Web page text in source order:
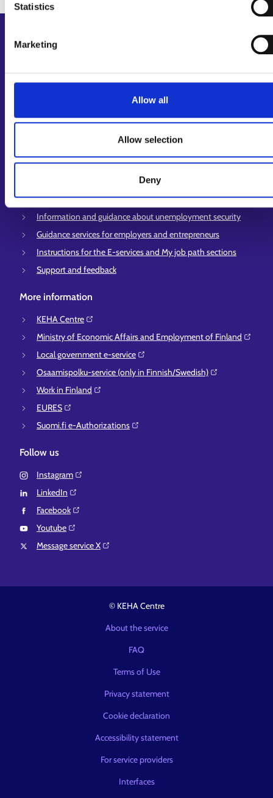
Statistics
Marketing
Allow all
Allow selection
Deny
Shortcuts
Customer service
Employment area contact information
Support for E-services
Information and guidance about unemployment security
Guidance services for employers and entrepreneurs
Instructions for the E-services and My job path sections
Support and feedback
More information
KEHA Centre⁠
Ministry of Economic Affairs and Employment of Finland⁠
Local government e-service⁠
Osaamispolku-service (only in Finnish/Swedish)⁠
Work in Finland⁠
EURES⁠
Suomi.fi e-Authorizations⁠
Follow us
Instagram⁠
LinkedIn⁠
Facebook⁠
Youtube⁠
Message service X⁠
© KEHA Centre
About the service
FAQ
Terms of Use
Privacy statement
Cookie declaration
Accessibility statement
For service providers
Interfaces